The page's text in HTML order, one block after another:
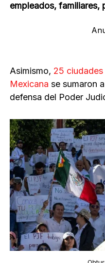
empleados, familiares,
Asimismo, 25
Mexicana se sumaron
defensa del Poder